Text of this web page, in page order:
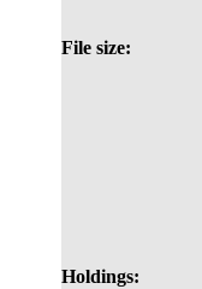
File size:
Holdings: